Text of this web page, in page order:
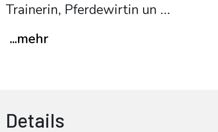
Trainerin, Pferdewirtin un ...
...mehr
Details